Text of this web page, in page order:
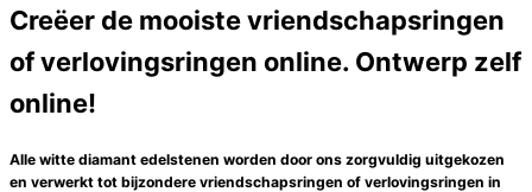
Creëer de mooiste vriendschapsringen
of verlovingsringen online. Ontwerp zelf
online!
Alle witte diamant edelstenen worden door ons zorgvuldig uitgekozen
en verwerkt tot bijzondere vriendschapsringen of verlovingsringen in